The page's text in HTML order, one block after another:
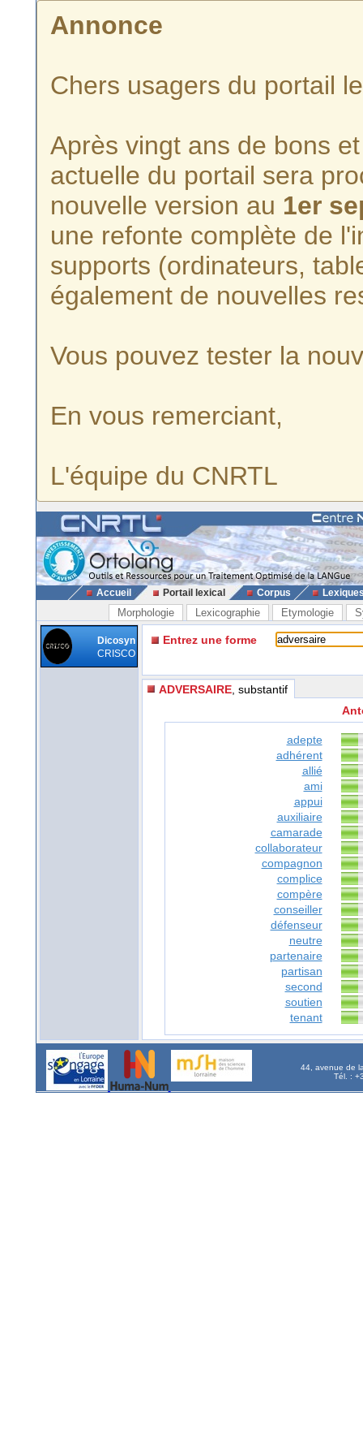
Annonce
Chers usagers du portail
Après vingt ans de bons
actuelle du portail sera
nouvelle version au 1er
une refonte complète de
supports (ordinateurs,
également de nouvelles
Vous pouvez tester la
En vous remerciant,
L'équipe du CNRTL
Accueil Portail lexical Corpus
Morphologie Lexicographie Etymologie
Dicosyn
CRISCO
Entrez une forme
ADVERSAIRE , substantif
adepte
adhérent
allié
ami
appui
auxiliaire
camarade
collaborateur
compagnon
complice
compère
conseiller
défenseur
neutre
partenaire
partisan
second
soutien
tenant
44, avenue de
Tél. :